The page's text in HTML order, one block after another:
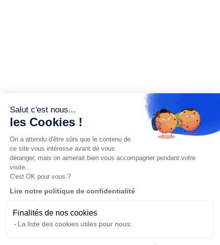
Salut c'est nous...
les Cookies !
On a attendu d'être sûrs que le contenu de
ce site vous intéresse avant de vous
déranger, mais on aimerait bien vous accompagner pendant votre
visite...
C'est OK pour vous ?
Lire notre politique de confidentialité
Finalités de nos cookies
La liste des cookies utiles pour nous: